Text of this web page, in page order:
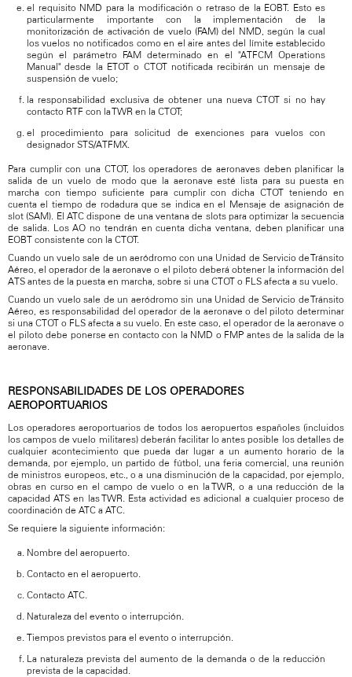
el requisito NMD para la modificación o retraso de la EOBT. Esto es
particularmente importante con la implementación de la
monitorización de activación de vuelo (FAM) del NMD, según la cual
los vuelos no notificados como en el aire antes del límite establecido
según el parámetro FAM determinado en el "ATFCM Operations
Manual" desde la ETOT o CTOT notificada recibirán un mensaje de
suspensión de vuelo;
la responsabilidad exclusiva de obtener una nueva CTOT si no hay
contacto RTF con la TWR en la CTOT;
el procedimiento para solicitud de exenciones para vuelos con
designador STS/ATFMX.
Para cumplir con una CTOT, los operadores de aeronaves deben planificar la
salida de un vuelo de modo que la aeronave esté lista para su puesta en
marcha con tiempo suficiente para cumplir con dicha CTOT teniendo en
cuenta el tiempo de rodadura que se indica en el Mensaje de asignación de
slot (SAM). El ATC dispone de una ventana de slots para optimizar la secuencia
de salida. Los AO no tendrán en cuenta dicha ventana, deben planificar una
EOBT consistente con la CTOT.
Cuando un vuelo sale de un aeródromo con una Unidad de Servicio de Tránsito
Aéreo, el operador de la aeronave o el piloto deberá obtener la información del
ATS antes de la puesta en marcha, sobre si una CTOT o FLS afecta a su vuelo.
Cuando un vuelo sale de un aeródromo sin una Unidad de Servicio de Tránsito
Aéreo, es responsabilidad del operador de la aeronave o del piloto determinar
si una CTOT o FLS afecta a su vuelo. En este caso, el operador de la aeronave o
el piloto debe ponerse en contacto con la NMD o FMP antes de la salida de la
aeronave.
RESPONSABILIDADES DE LOS OPERADORES
AEROPORTUARIOS
Los operadores aeroportuarios de todos los aeropuertos españoles (incluidos
los campos de vuelo militares) deberán facilitar lo antes posible los detalles de
cualquier acontecimiento que pueda dar lugar a un aumento horario de la
demanda, por ejemplo, un partido de fútbol, una feria comercial, una reunión
de ministros europeos, etc., o a una disminución de la capacidad, por ejemplo,
obras en curso en el campo de vuelo o en la TWR, o a una reducción de la
capacidad ATS en las TWR. Esta actividad es adicional a cualquier proceso de
coordinación de ATC a ATC.
Se requiere la siguiente información:
Nombre del aeropuerto.
Contacto en el aeropuerto.
Contacto ATC.
Naturaleza del evento o interrupción.
Tiempos previstos para el evento o interrupción.
La naturaleza prevista del aumento de la demanda o de la reducción
prevista de la capacidad.